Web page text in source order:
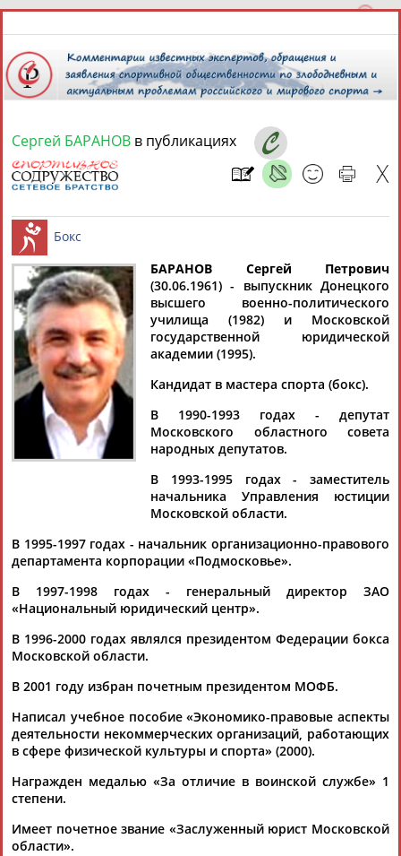
7 августа 2026 года,
СПОРТСМЕНЫ, ТРЕНЕРЫ И СПЕЦИАЛИСТЫ
Найдено: 13181персон Расширенный поиск
Аслаудин
АБАЕВ
Елена
АБАИМОВА
АБАКУМОВА
АБАЛАКИНА
Тамилла
АБАСОВА
Рамазан
АБАЧАРАЕВ
Ростом
АБАШИДЗЕ
Флюра
АББАТЕ-
БУЛАТОВА
Татьяна
АББЯСОВА
Акжана
АБДИКАРИМОВА
Артур
АБДРАХМАНОВ
Сергей БАРАНОВ в публикациях
Бокс
БАРАНОВ Сергей Петрович
(30.06.1961) - выпускник Донецкого
высшего военно-политического
училища (1982) и Московской
государственной юридической
академии (1995).
Кандидат в мастера спорта (бокс).
В 1990-1993 годах - депутат
Московского областного совета
народных депутатов.
В 1993-1995 годах - заместитель
начальника Управления юстиции
Московской области.
В 1995-1997 годах - начальник организационно-правового
департамента корпорации «Подмосковье».
В 1997-1998 годах - генеральный директор ЗАО
«Национальный юридический центр».
В 1996-2000 годах являлся президентом Федерации бокса
Московской области.
В 2001 году избран почетным президентом МОФБ.
Написал учебное пособие «Экономико-правовые аспекты
деятельности некоммерческих организаций, работающих
в сфере физической культуры и спорта» (2000).
Награжден медалью «За отличие в воинской службе» 1
степени.
Имеет почетное звание «Заслуженный юрист Московской
области».